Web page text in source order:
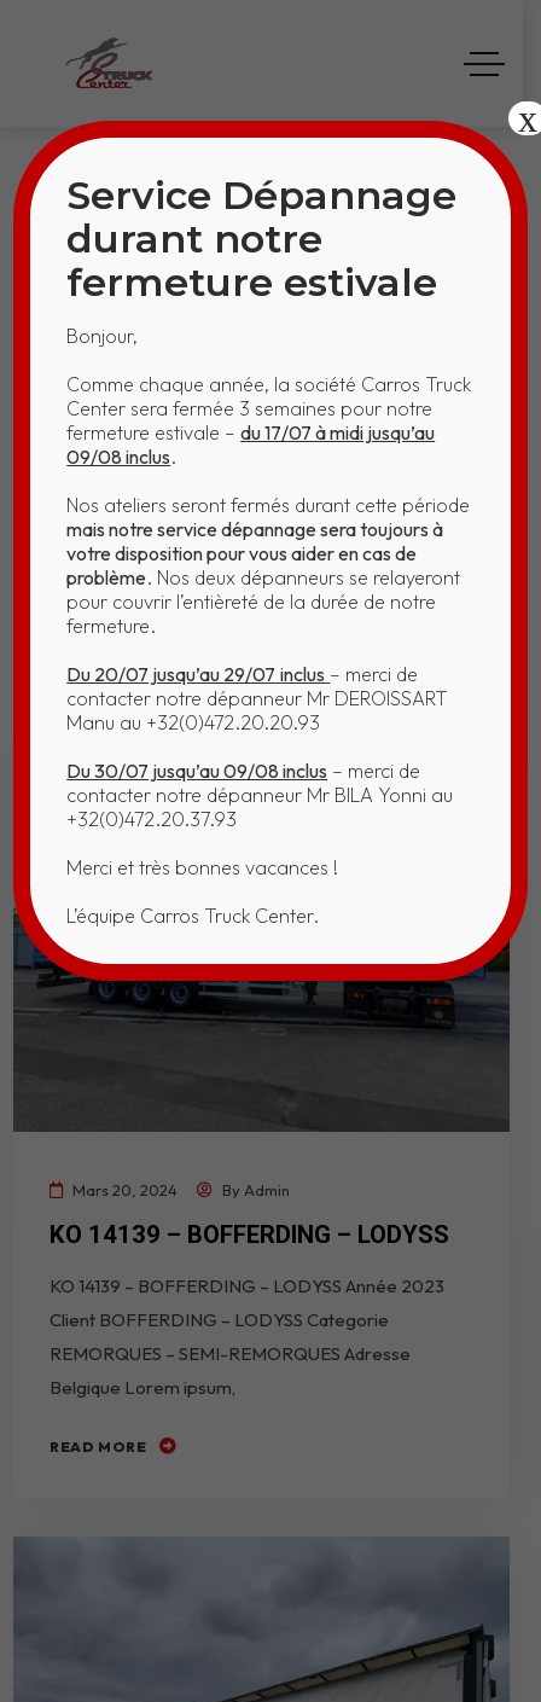
REMORQUES -
SEMI-REMORQUES
Home
Projects
REMORQUES - SEMI-REMORQUES
Mars 20, 2024 By Admin
KO 14139 – BOFFERDING – LODYSS
KO 14139 – BOFFERDING – LODYSS Année 2023
Client BOFFERDING – LODYSS Categorie
REMORQUES – SEMI-REMORQUES Adresse
Belgique Lorem ipsum,
READ MORE
Service Dépannage
durant notre
fermeture estivale
Bonjour,
Comme chaque année, la société Carros Truck
Center sera fermée 3 semaines pour notre
fermeture estivale –du 17/07 à midi jusqu’au
09/08 inclus.
Nos ateliers seront fermés durant cette période
mais notre service dépannage sera toujours à
votre disposition pour vous aider en cas de
problème. Nos deux dépanneurs se relayeront
pour couvrir l’entièreté de la durée de notre
fermeture.
Du 20/07 jusqu’au 29/07 inclus – merci de
contacter notre dépanneur Mr DEROISSART
Manu au +32(0)472.20.20.93
Du 30/07 jusqu’au 09/08 inclus – merci de
contacter notre dépanneur Mr BILA Yonni au
+32(0)472.20.37.93
Merci et très bonnes vacances !
L’équipe Carros Truck Center.
x